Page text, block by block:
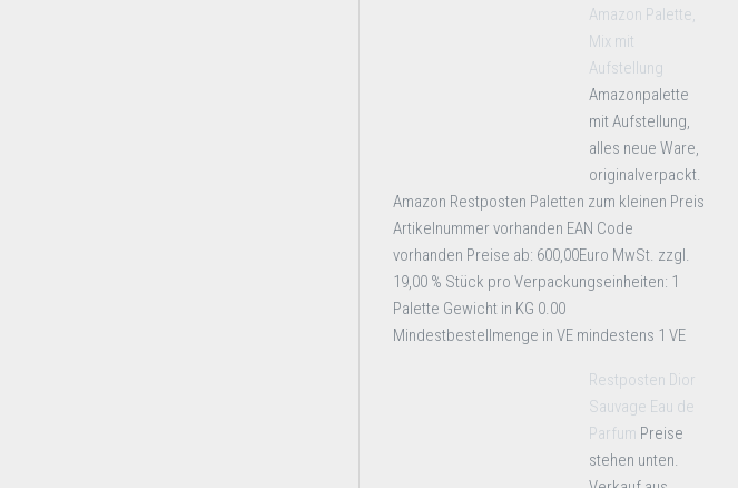
Amazon Palette,
Mix mit
Aufstellung
Amazonpalette
mit Aufstellung,
alles neue Ware,
originalverpackt.
Amazon Restposten Paletten zum kleinen Preis
Artikelnummer vorhanden EAN Code
vorhanden Preise ab: 600,00Euro MwSt. zzgl.
19,00 % Stück pro Verpackungseinheiten: 1
Palette Gewicht in KG 0.00
Mindestbestellmenge in VE mindestens 1 VE
Restposten Dior
Sauvage Eau de
Parfum Preise
stehen unten.